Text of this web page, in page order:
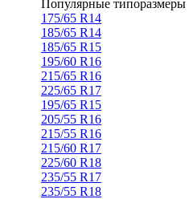
Популярные типоразмеры
175/65 R14
185/65 R14
185/65 R15
195/60 R16
215/65 R16
225/65 R17
195/65 R15
205/55 R16
215/55 R16
215/60 R17
225/60 R18
235/55 R17
235/55 R18